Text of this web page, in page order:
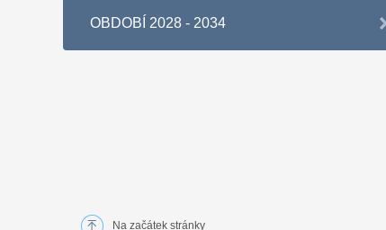
OBDOBÍ 2028 - 2034
Na začátek stránky